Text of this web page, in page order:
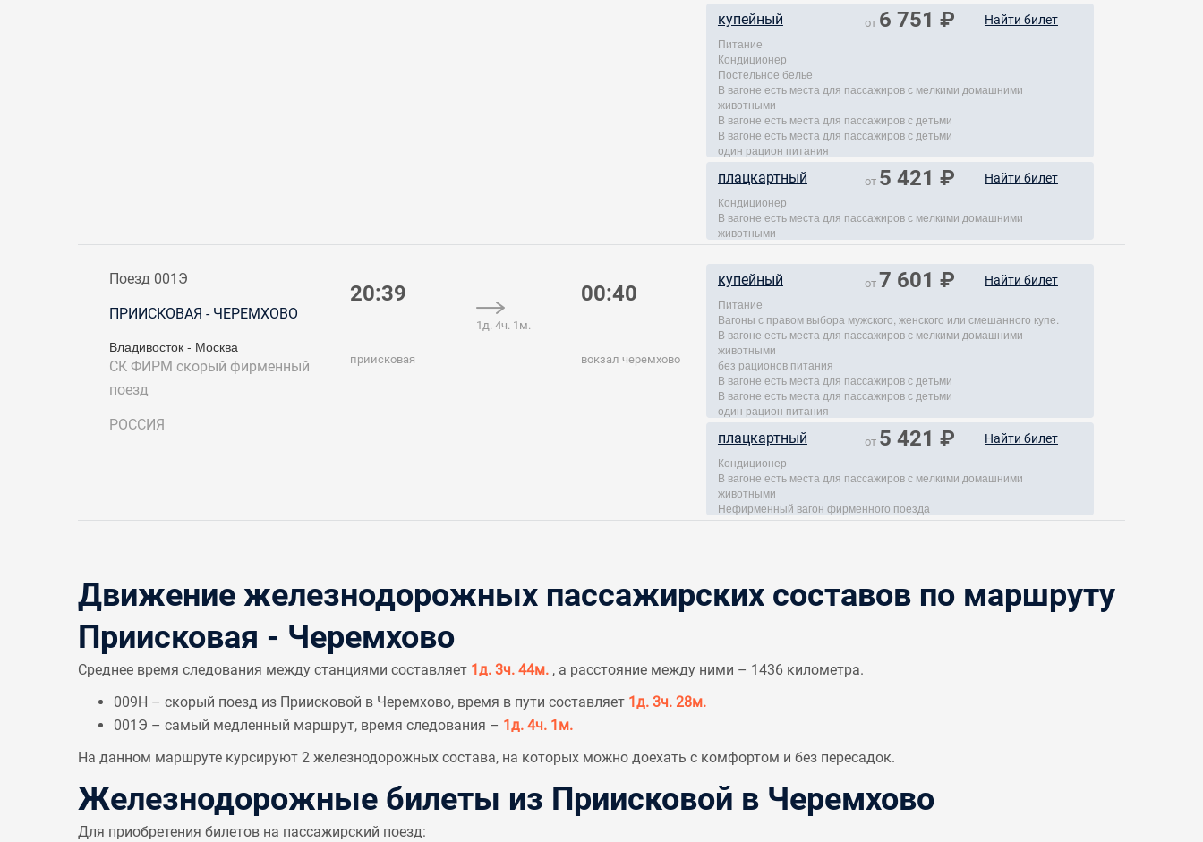
купейный от 6 751 ₽ Найти билет
Питание
Кондиционер
Постельное белье
В вагоне есть места для пассажиров с мелкими домашними
животными
В вагоне есть места для пассажиров с детьми
В вагоне есть места для пассажиров с детьми
один рацион питания
плацкартный от 5 421 ₽ Найти билет
Кондиционер
В вагоне есть места для пассажиров с мелкими домашними
животными
Поезд 001Э
ПРИИСКОВАЯ - ЧЕРЕМХОВО
Владивосток - Москва
СК ФИРМскорый фирменный
поезд
РОССИЯ
20:39
приисковая
1д. 4ч. 1м.
00:40
вокзал черемхово
купейный от 7 601 ₽ Найти билет
Питание
Вагоны с правом выбора мужского, женского или смешанного купе.
В вагоне есть места для пассажиров с мелкими домашними
животными
без рационов питания
В вагоне есть места для пассажиров с детьми
В вагоне есть места для пассажиров с детьми
один рацион питания
плацкартный от 5 421 ₽ Найти билет
Кондиционер
В вагоне есть места для пассажиров с мелкими домашними
животными
Нефирменный вагон фирменного поезда
Движение железнодорожных пассажирских составов по маршруту
Приисковая - Черемхово
Среднее время следования между станциями составляет 1д. 3ч. 44м. , а расстояние между ними – 1436 километра.
009Н – скорый поезд из Приисковой в Черемхово, время в пути составляет 1д. 3ч. 28м.
001Э – самый медленный маршрут, время следования – 1д. 4ч. 1м.
На данном маршруте курсируют 2 железнодорожных состава, на которых можно доехать с комфортом и без пересадок.
Железнодорожные билеты из Приисковой в Черемхово
Для приобретения билетов на пассажирский поезд: